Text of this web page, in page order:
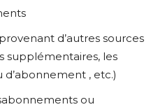
d’autres sources
supplémentaires, les
, etc.)
ou